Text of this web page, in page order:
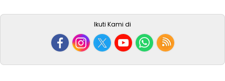
Ikuti Kami di